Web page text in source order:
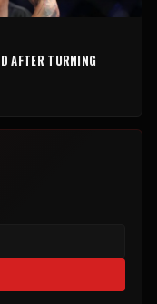
AFTER TURNING